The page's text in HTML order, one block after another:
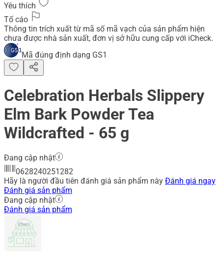
Yêu thích
Tố cáo
Thông tin trích xuất từ mã số mã vạch của sản phẩm hiện
chưa được nhà sản xuất, đơn vị sở hữu cung cấp với iCheck.
Mã đúng định dạng GS1
Celebration Herbals Slippery
Elm Bark Powder Tea
Wildcrafted - 65 g
Đang cập nhật
0628240251282
Hãy là người đầu tiên đánh giá sản phẩm này Đánh giá ngay
Đánh giá sản phẩm
Đang cập nhật
Đánh giá sản phẩm